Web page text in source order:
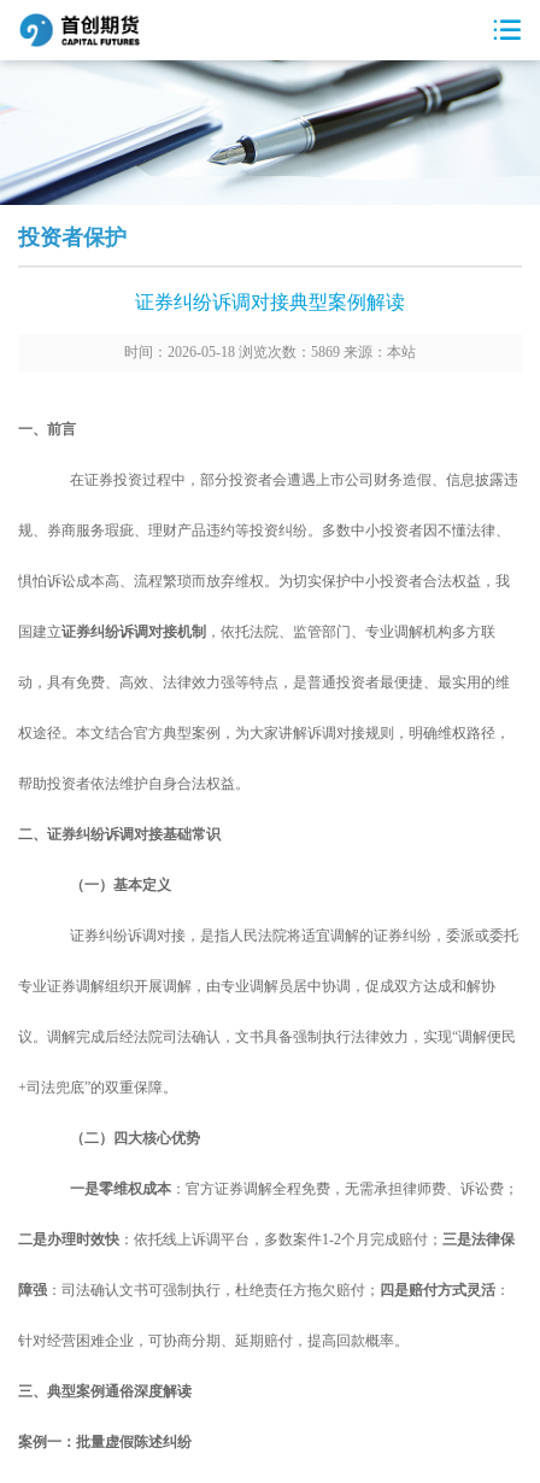
投资者保护
证券纠纷诉调对接典型案例解读
时间：2026-05-18 浏览次数：5869 来源：本站
一、前言
在证券投资过程中，部分投资者会遭遇上市公司财务造假、信息披露违
规、券商服务瑕疵、理财产品违约等投资纠纷。多数中小投资者因不懂法律、
惧怕诉讼成本高、流程繁琐而放弃维权。为切实保护中小投资者合法权益，我
国建立证券纠纷诉调对接机制 ，依托法院、监管部门、专业调解机构多方联
动，具有免费、高效、法律效力强等特点，是普通投资者最便捷、最实用的维
权途径。本文结合官方典型案例，为大家讲解诉调对接规则，明确维权路径，
帮助投资者依法维护自身合法权益。
二、证券纠纷诉调对接基础常识
（一）基本定义
证券纠纷诉调对接，是指人民法院将适宜调解的证券纠纷，委派或委托
专业证券调解组织开展调解，由专业调解员居中协调，促成双方达成和解协
议。调解完成后经法院司法确认，文书具备强制执行法律效力， 实现“调解便民
+司法兜底”的双重保障。
（二）四大核心优势
一是零维权成本：官方证券调解全程免费，无需承担律师费、诉讼费；
二是办理时效快 ：依托线上诉调平台，多数案件1-2个月完成赔付； 三是法律保
障强 ：司法确认文书可强制执行，杜绝责任方拖欠赔付； 四是赔付方式灵活 ：
针对经营困难企业，可协商分期、延期赔付，提高回款概率。
三、典型案例通俗深度解读
案例一：批量虚假陈述纠纷